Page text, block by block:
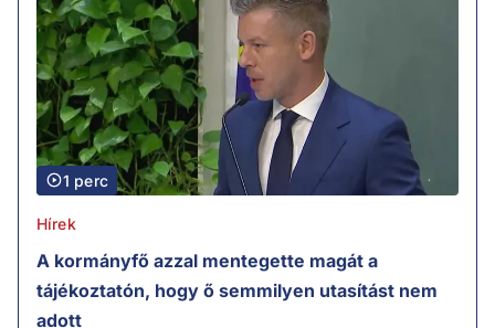
1 perc
Hírek
A kormányfő azzal mentegette magát a
tájékoztatón, hogy ő semmilyen utasítást nem
adott